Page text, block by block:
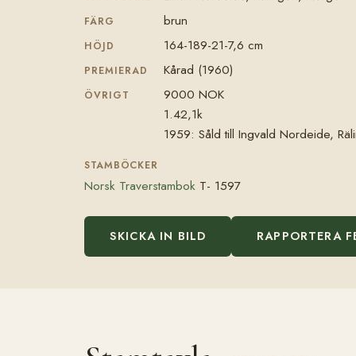
FÄRG brun
HÖJD 164-189-21-7,6 cm
PREMIERAD Kårad (1960)
ÖVRIGT
9000 NOK
1.42,1k
1959: Såld till Ingvald Nordeide,
STAMBÖCKER
Norsk Traverstambok T- 1597
SKICKA IN BILD RAPPORTERA